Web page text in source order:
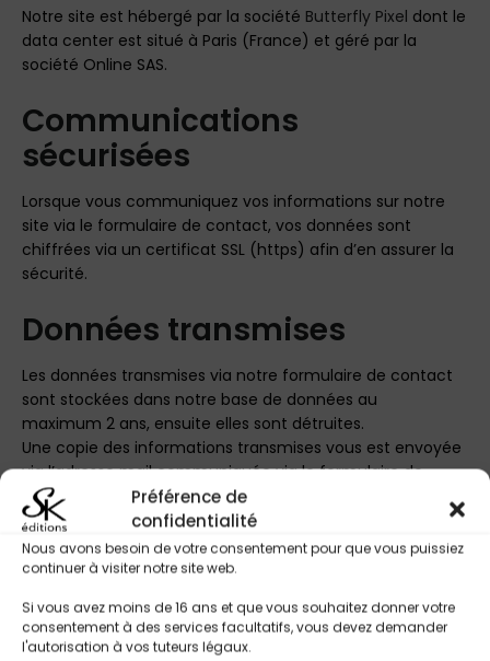
Préférence de
confidentialité
Nous avons besoin de votre consentement pour que vous puissiez
continuer à visiter notre site web.
Si vous avez moins de 16 ans et que vous souhaitez donner votre
consentement à des services facultatifs, vous devez demander
l'autorisation à vos tuteurs légaux.
Notre site est hébergé par la société Butterfly Pixel dont le
data center est situé à Paris (France) et géré par la
société Online SAS.
Communications
sécurisées
Lorsque vous communiquez vos informations sur notre
site via le formulaire de contact, vos données sont
chiffrées via un certificat SSL (https) afin d’en assurer la
sécurité.
Données transmises
Les données transmises via notre formulaire de contact
sont stockées dans notre base de données au
maximum 2 ans, ensuite elles sont détruites.
Une copie des informations transmises vous est envoyée
via l’adresse mail communiquée via le formulaire de
contact.
Lorsque vous effectuez un achat, vos informations sont
conservées de manière à pouvoir traiter votre
Il est possible de demander l’effacement de votre
compte via votre zone client.